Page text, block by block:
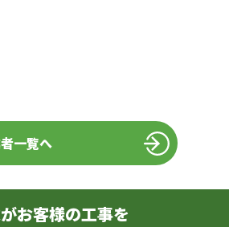
一覧へ
お客様の工事を